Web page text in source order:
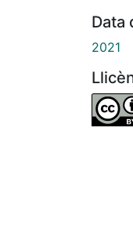
Data
2021